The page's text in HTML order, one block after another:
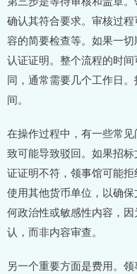
确认其符合要求。审核过
容的简要检查等。如果一
认证证明。整个流程的时
同，通常需要几个工作日
间。
在操作过程中，有一些常
致可能导致驳回。如果招
证证明不符，领事馆可能
使用其他货币单位，以确
何政治性或敏感性内容，
认，而非内容审查。
另一个重要方面是费用。